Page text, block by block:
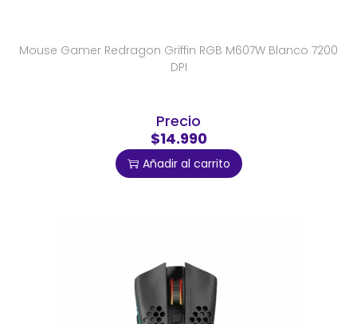
Mouse Gamer Redragon Griffin RGB M607W Blanco 7200
DPI
Precio
$14.990
Añadir al carrito